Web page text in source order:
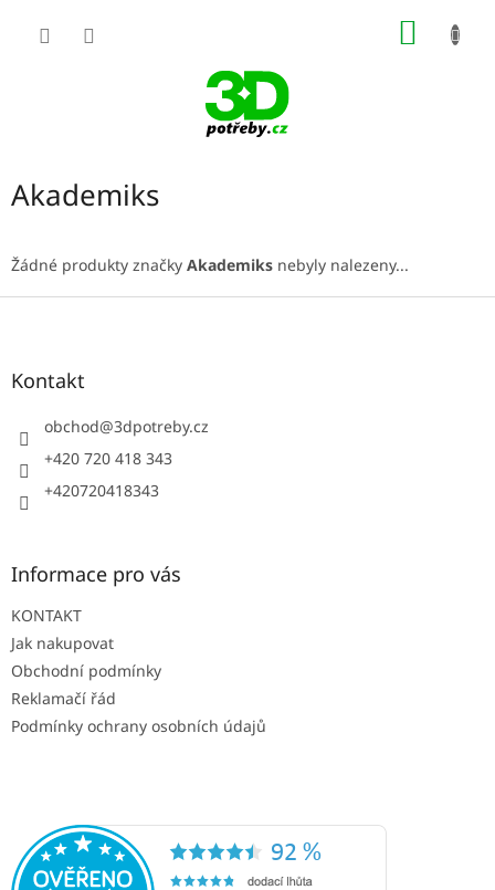
Akademiks
Žádné produkty značky Akademiks nebyly nalezeny...
Z
Kontakt
obchod@3dpotreby.cz
+420 720 418 343
+420720418343
Informace pro vás
KONTAKT
Jak nakupovat
Obchodní podmínky
Reklamačí řád
Podmínky ochrany osobních údajů